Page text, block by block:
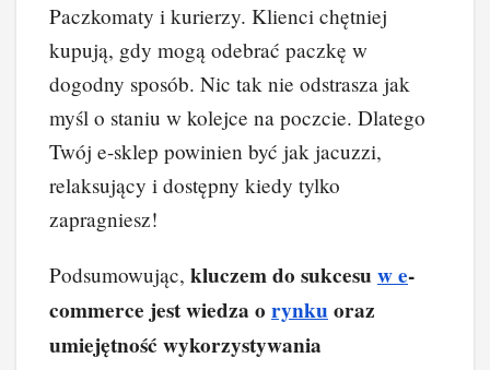
Paczkomaty i kurierzy. Klienci chętniej
kupują, gdy mogą odebrać paczkę w
dogodny sposób. Nic tak nie odstrasza jak
myśl o staniu w kolejce na poczcie. Dlatego
Twój e-sklep powinien być jak jacuzzi,
relaksujący i dostępny kiedy tylko
zapragniesz!
Podsumowując, kluczem do sukcesuw e-
commerce jest wiedza o rynkuoraz
umiejętność wykorzystywania